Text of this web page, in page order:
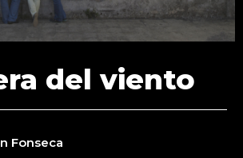
del viento
Fonseca